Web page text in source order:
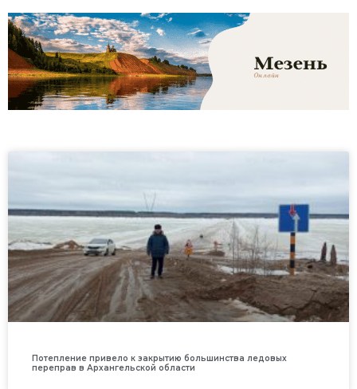
Потепление привело к закрытию большинства ледовых
переправ в Архангельской области